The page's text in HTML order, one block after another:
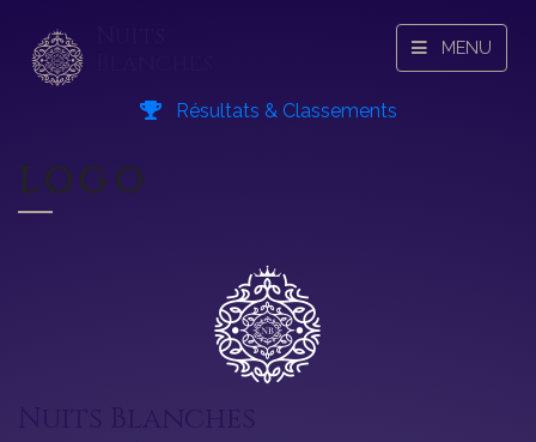
MENU
Résultats & Classements
LOGO